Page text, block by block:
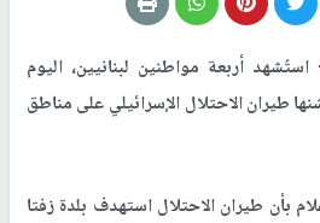
استُشهد أربعة مواطنين لبنانيين، اليوم
طيران الاحتلال الإسرائيلي على مناطق
بأن طيران الاحتلال استهدف بلدة زفتا